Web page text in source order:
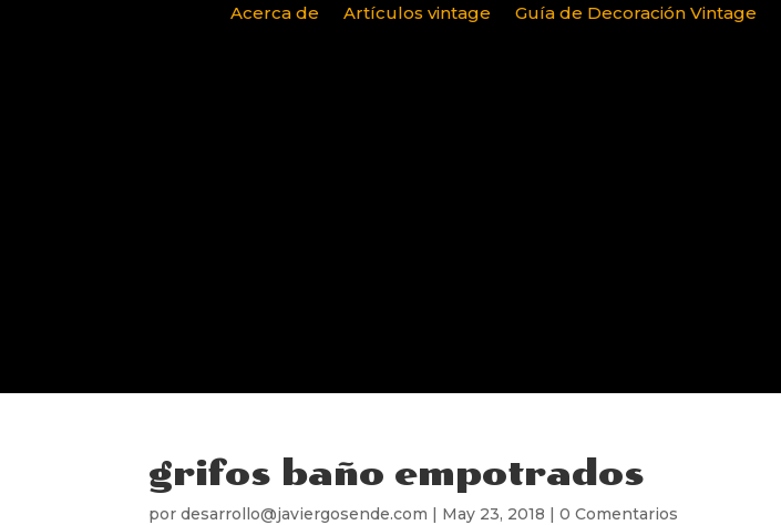
Acerca de Artículos vintage Guía de Decoración Vintage
grifos baño empotrados
pordesarrollo@javiergosende.com | May 23, 2018 |0 Comentarios